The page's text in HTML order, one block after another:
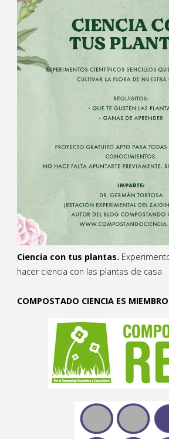
Ciencia con tus plantas.
hacer ciencia con las plantas de casa
COMPOSTADO CIENCIA ES